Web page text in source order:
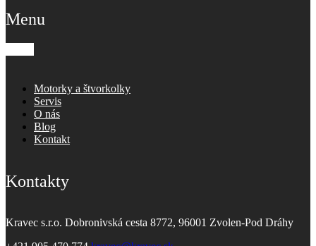
Menu
Motorky a štvorkolky
Servis
O nás
Blog
Kontakt
Kontakty
Kravec s.r.o. Dobronivská cesta 8772, 96001 Zvolen-Pod Dráhy